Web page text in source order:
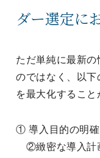
ダー選定に
ただ単純に最新
のではなく、以
を最大化すること
① 導入目的の明確
②緻密な導入計